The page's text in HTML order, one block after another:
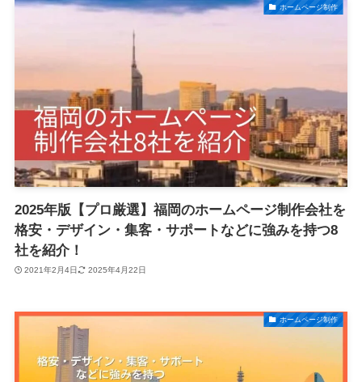
ホームページ制作
2025年版【プロ厳選】福岡のホームページ制作会社を
格安・デザイン・集客・サポートなどに強みを持つ8
社を紹介！
2021年2月4日 2025年4月22日
ホームページ制作